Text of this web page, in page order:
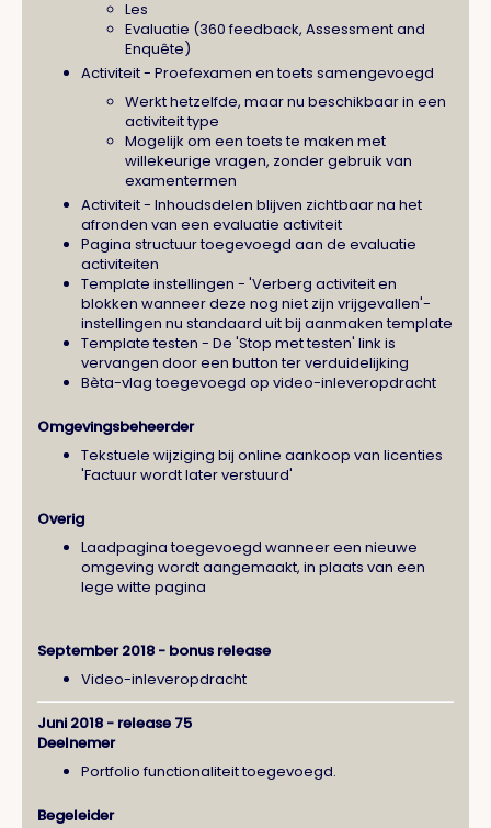
Les
Evaluatie (360 feedback, Assessment and
Enquête)
Activiteit - Proefexamen en toets samengevoegd
Werkt hetzelfde, maar nu beschikbaar in een
activiteit type
Mogelijk om een toets te maken met
willekeurige vragen, zonder gebruik van
examentermen
Activiteit - Inhoudsdelen blijven zichtbaar na het
afronden van een evaluatie activiteit
Pagina structuur toegevoegd aan de evaluatie
activiteiten
Template instellingen - 'Verberg activiteit en
blokken wanneer deze nog niet zijn vrijgevallen'-
instellingen nu standaard uit bij aanmaken template
Template testen - De 'Stop met testen' link is
vervangen door een button ter verduidelijking
Bèta-vlag toegevoegd op video-inleveropdracht
Omgevingsbeheerder
Tekstuele wijziging bij online aankoop van licenties
'Factuur wordt later verstuurd'
Overig
Laadpagina toegevoegd wanneer een nieuwe
omgeving wordt aangemaakt, in plaats van een
lege witte pagina
September 2018 - bonus release
Video-inleveropdracht
Juni 2018 - release 75
Deelnemer
Portfolio functionaliteit toegevoegd.
Begeleider